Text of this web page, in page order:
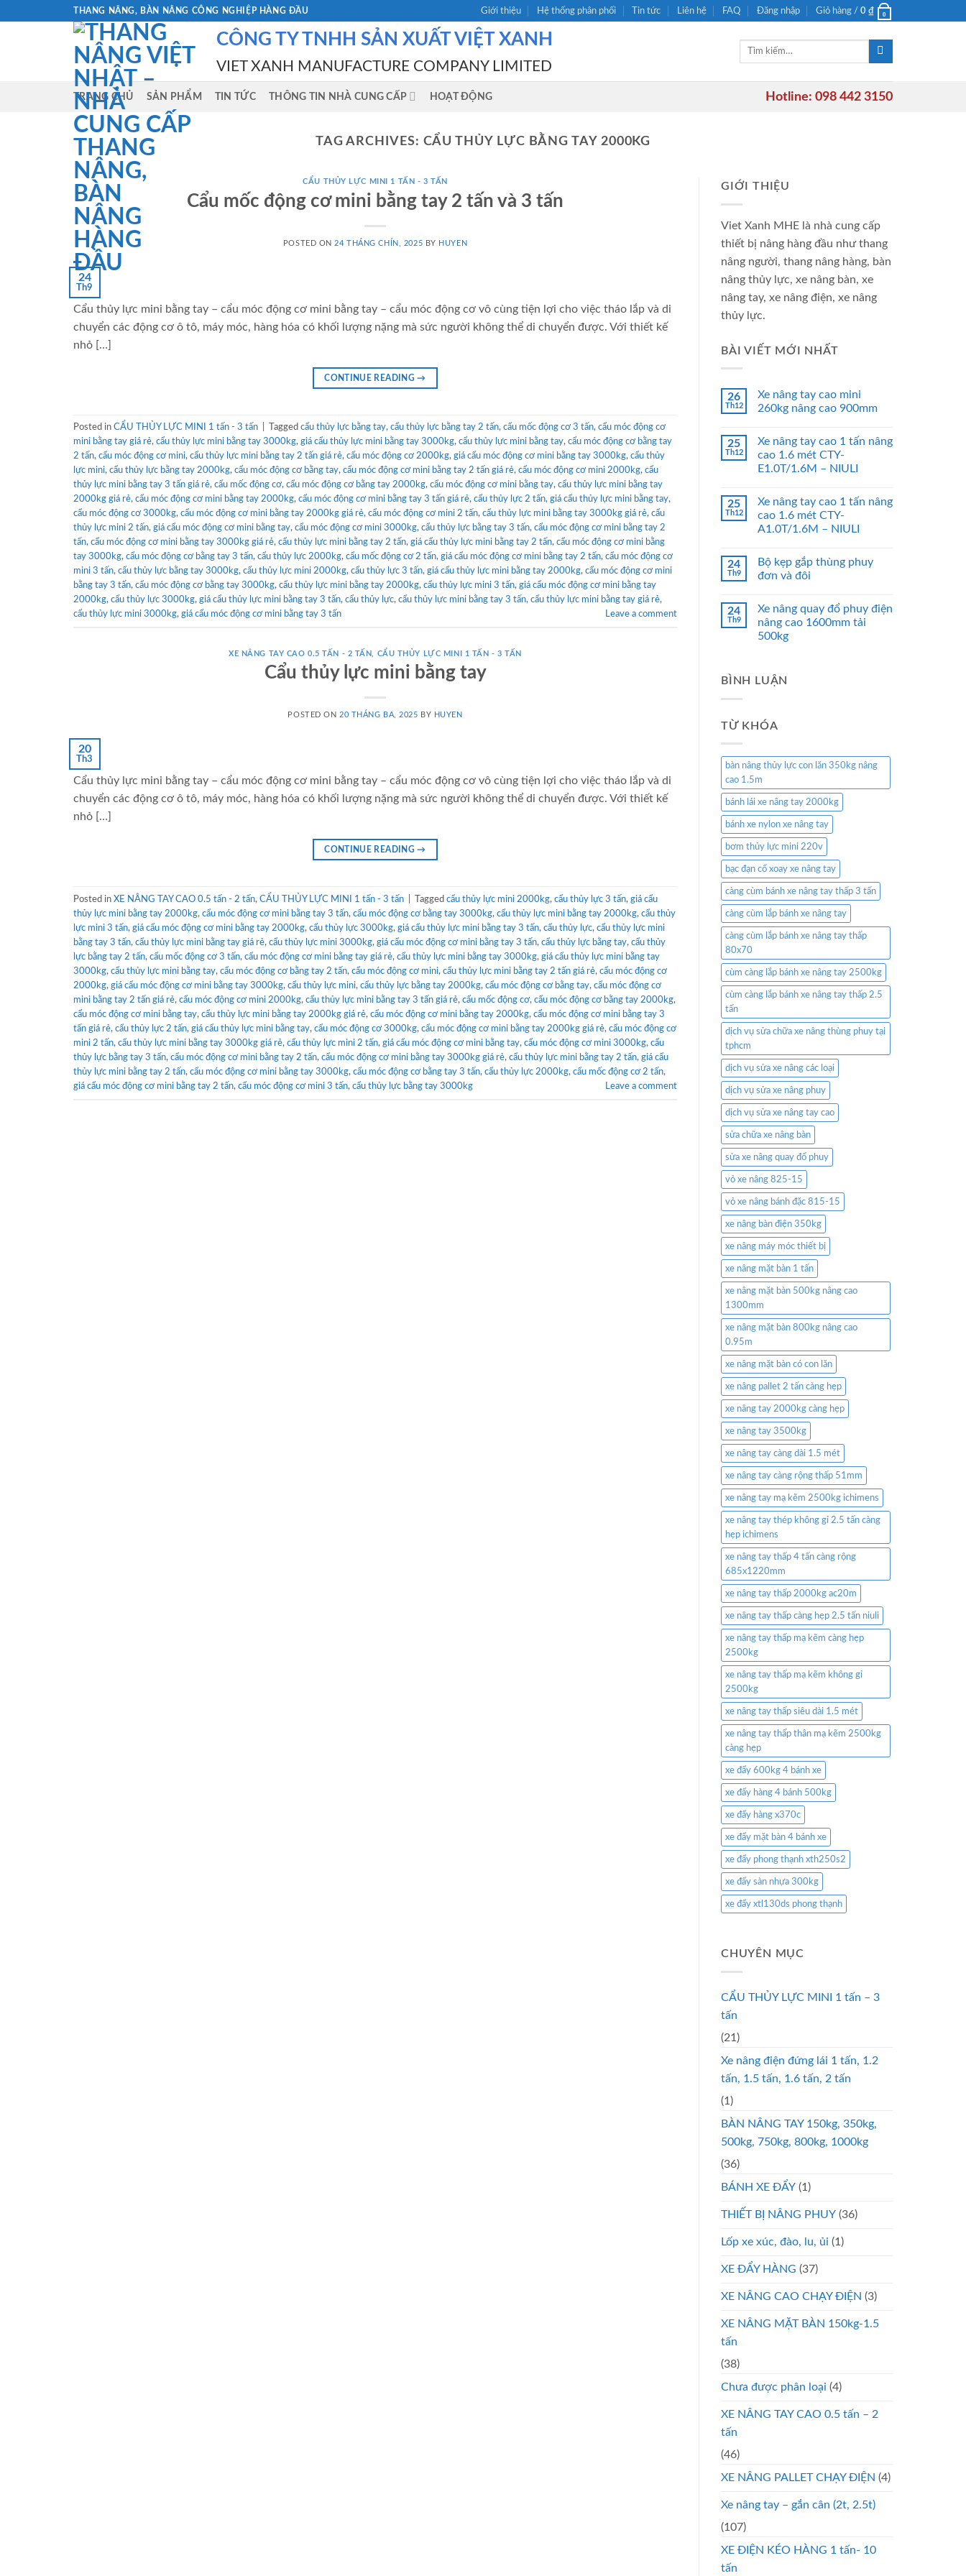
THANG NÂNG, BÀN NÂNG CÔNG NGHIỆP HÀNG ĐẦU Giới thiệu Hệ thống phân phối Tin tức Liên hệ FAQ Đăng nhập Giỏ hàng / 0 ₫ 0
CÔNG TY TNHH SẢN XUẤT VIỆT XANH
VIET XANH MANUFACTURE COMPANY LIMITED
Tìm
TRANG CHỦ SẢN PHẨM TIN TỨC THÔNG TIN NHÀ CUNG CẤP HOẠT ĐỘNG Hotline: 098 442 3150
TAG ARCHIVES: CẨU THỦY LỰC BẰNG TAY 2000KG
CẨU THỦY LỰC MINI 1 TẤN - 3 TẤN
Cẩu mốc động cơ mini bằng tay 2 tấn và 3 tấn
POSTED ON 24 THÁNG CHÍN, 2025 BY HUYEN
24
Th9
Cẩu thủy lực mini bằng tay – cẩu móc động cơ mini bằng tay – cẩu móc động cơ vô cùng tiện lợi cho việc tháo lắp và di
chuyển các động cơ ô tô, máy móc, hàng hóa có khối lượng nặng mà sức người không thể di chuyển được. Với thiết kế
nhỏ […]
CONTINUE READING→
Posted in CẨU THỦY LỰC MINI 1 tấn - 3 tấn Tagged cẩu thủy lực bằng tay, cẩu thủy lực bằng tay 2 tấn, cẩu mốc động cơ 3 tấn, cẩu móc động cơ
mini bằng tay giá rẻ, cẩu thủy lực mini bằng tay 3000kg, giá cẩu thủy lực mini bằng tay 3000kg, cẩu thủy lực mini bằng tay, cẩu móc động cơ bằng tay
2 tấn, cẩu móc động cơ mini, cẩu thủy lực mini bằng tay 2 tấn giá rẻ, cẩu móc động cơ 2000kg, giá cẩu móc động cơ mini bằng tay 3000kg, cẩu thủy
lực mini, cẩu thủy lực bằng tay 2000kg, cẩu móc động cơ bằng tay, cẩu móc động cơ mini bằng tay 2 tấn giá rẻ, cẩu móc động cơ mini 2000kg, cẩu
thủy lực mini bằng tay 3 tấn giá rẻ, cẩu mốc động cơ, cẩu móc động cơ bằng tay 2000kg, cẩu móc động cơ mini bằng tay, cẩu thủy lực mini bằng tay
2000kg giá rẻ, cẩu móc động cơ mini bằng tay 2000kg, cẩu móc động cơ mini bằng tay 3 tấn giá rẻ, cẩu thủy lực 2 tấn, giá cẩu thủy lực mini bằng tay,
cẩu móc động cơ 3000kg, cẩu móc động cơ mini bằng tay 2000kg giá rẻ, cẩu móc động cơ mini 2 tấn, cẩu thủy lực mini bằng tay 3000kg giá rẻ, cẩu
thủy lực mini 2 tấn, giá cẩu móc động cơ mini bằng tay, cẩu móc động cơ mini 3000kg, cẩu thủy lực bằng tay 3 tấn, cẩu móc động cơ mini bằng tay 2
tấn, cẩu móc động cơ mini bằng tay 3000kg giá rẻ, cẩu thủy lực mini bằng tay 2 tấn, giá cẩu thủy lực mini bằng tay 2 tấn, cẩu móc động cơ mini bằng
tay 3000kg, cẩu móc động cơ bằng tay 3 tấn, cẩu thủy lực 2000kg, cẩu mốc động cơ 2 tấn, giá cẩu móc động cơ mini bằng tay 2 tấn, cẩu móc động cơ
mini 3 tấn, cẩu thủy lực bằng tay 3000kg, cẩu thủy lực mini 2000kg, cẩu thủy lực 3 tấn, giá cẩu thủy lực mini bằng tay 2000kg, cẩu móc động cơ mini
bằng tay 3 tấn, cẩu móc động cơ bằng tay 3000kg, cẩu thủy lực mini bằng tay 2000kg, cẩu thủy lực mini 3 tấn, giá cẩu móc động cơ mini bằng tay
2000kg, cẩu thủy lực 3000kg, giá cẩu thủy lực mini bằng tay 3 tấn, cẩu thủy lực, cẩu thủy lực mini bằng tay 3 tấn, cẩu thủy lực mini bằng tay giá rẻ,
cẩu thủy lực mini 3000kg, giá cẩu móc động cơ mini bằng tay 3 tấn Leave a comment
XE NÂNG TAY CAO 0.5 TẤN - 2 TẤN CẨU THỦY LỰC MINI 1 TẤN - 3 TẤN
Cẩu thủy lực mini bằng tay
POSTED ON 20 THÁNG BA, 2025 BY HUYEN
20
Th3
Cẩu thủy lực mini bằng tay – cẩu móc động cơ mini bằng tay – cẩu móc động cơ vô cùng tiện lợi cho việc tháo lắp và di
chuyển các động cơ ô tô, máy móc, hàng hóa có khối lượng nặng mà sức người không thể di chuyển được. Với thiết kế
nhỏ […]
CONTINUE READING→
Posted in XE NÂNG TAY CAO 0.5 tấn - 2 tấn, CẨU THỦY LỰC MINI 1 tấn - 3 tấn Tagged cẩu thủy lực mini 2000kg, cẩu thủy lực 3 tấn, giá cẩu
thủy lực mini bằng tay 2000kg, cẩu móc động cơ mini bằng tay 3 tấn, cẩu móc động cơ bằng tay 3000kg, cẩu thủy lực mini bằng tay 2000kg, cẩu thủy
lực mini 3 tấn, giá cẩu móc động cơ mini bằng tay 2000kg, cẩu thủy lực 3000kg, giá cẩu thủy lực mini bằng tay 3 tấn, cẩu thủy lực, cẩu thủy lực mini
bằng tay 3 tấn, cẩu thủy lực mini bằng tay giá rẻ, cẩu thủy lực mini 3000kg, giá cẩu móc động cơ mini bằng tay 3 tấn, cẩu thủy lực bằng tay, cẩu thủy
lực bằng tay 2 tấn, cẩu mốc động cơ 3 tấn, cẩu móc động cơ mini bằng tay giá rẻ, cẩu thủy lực mini bằng tay 3000kg, giá cẩu thủy lực mini bằng tay
3000kg, cẩu thủy lực mini bằng tay, cẩu móc động cơ bằng tay 2 tấn, cẩu móc động cơ mini, cẩu thủy lực mini bằng tay 2 tấn giá rẻ, cẩu móc động cơ
2000kg, giá cẩu móc động cơ mini bằng tay 3000kg, cẩu thủy lực mini, cẩu thủy lực bằng tay 2000kg, cẩu móc động cơ bằng tay, cẩu móc động cơ
mini bằng tay 2 tấn giá rẻ, cẩu móc động cơ mini 2000kg, cẩu thủy lực mini bằng tay 3 tấn giá rẻ, cẩu mốc động cơ, cẩu móc động cơ bằng tay 2000kg,
cẩu móc động cơ mini bằng tay, cẩu thủy lực mini bằng tay 2000kg giá rẻ, cẩu móc động cơ mini bằng tay 2000kg, cẩu móc động cơ mini bằng tay 3
tấn giá rẻ, cẩu thủy lực 2 tấn, giá cẩu thủy lực mini bằng tay, cẩu móc động cơ 3000kg, cẩu móc động cơ mini bằng tay 2000kg giá rẻ, cẩu móc động cơ
mini 2 tấn, cẩu thủy lực mini bằng tay 3000kg giá rẻ, cẩu thủy lực mini 2 tấn, giá cẩu móc động cơ mini bằng tay, cẩu móc động cơ mini 3000kg, cẩu
thủy lực bằng tay 3 tấn, cẩu móc động cơ mini bằng tay 2 tấn, cẩu móc động cơ mini bằng tay 3000kg giá rẻ, cẩu thủy lực mini bằng tay 2 tấn, giá cẩu
thủy lực mini bằng tay 2 tấn, cẩu móc động cơ mini bằng tay 3000kg, cẩu móc động cơ bằng tay 3 tấn, cẩu thủy lực 2000kg, cẩu mốc động cơ 2 tấn,
giá cẩu móc động cơ mini bằng tay 2 tấn, cẩu móc động cơ mini 3 tấn, cẩu thủy lực bằng tay 3000kg Leave a comment
GIỚI THIỆU
Viet Xanh MHE là nhà cung cấp
thiết bị nâng hàng đầu như thang
nâng người, thang nâng hàng, bàn
nâng thủy lực, xe nâng bàn, xe
nâng tay, xe nâng điện, xe nâng
thủy lực.
BÀI VIẾT MỚI NHẤT
26
Th12
Xe nâng tay cao mini
260kg nâng cao 900mm
25
Th12
Xe nâng tay cao 1 tấn nâng
cao 1.6 mét CTY-
E1.0T/1.6M – NIULI
25
Th12
Xe nâng tay cao 1 tấn nâng
cao 1.6 mét CTY-
A1.0T/1.6M – NIULI
24
Th9
Bộ kẹp gắp thùng phuy
đơn và đôi
24
Th9
Xe nâng quay đổ phuy điện
nâng cao 1600mm tải
500kg
BÌNH LUẬN
TỪ KHÓA
bàn nâng thủy lực con lăn 350kg nâng
cao 1.5m
bánh lái xe nâng tay 2000kg
bánh xe nylon xe nâng tay
bơm thủy lực mini 220v
bạc đạn cổ xoay xe nâng tay
càng cùm bánh xe nâng tay thấp 3 tấn
càng cùm lắp bánh xe nâng tay
càng cùm lắp bánh xe nâng tay thấp
80x70
cùm càng lắp bánh xe nâng tay 2500kg
cùm càng lắp bánh xe nâng tay thấp 2.5
tấn
dịch vụ sửa chữa xe nâng thùng phuy tại
tphcm
dịch vụ sửa xe nâng các loại
dịch vụ sửa xe nâng phuy
dịch vụ sửa xe nâng tay cao
sửa chữa xe nâng bàn
sửa xe nâng quay đổ phuy
vỏ xe nâng 825-15
vỏ xe nâng bánh đặc 815-15
xe nâng bàn điện 350kg
xe nâng máy móc thiết bị
xe nâng mặt bàn 1 tấn
xe nâng mặt bàn 500kg nâng cao
1300mm
xe nâng mặt bàn 800kg nâng cao
0.95m
xe nâng mặt bàn có con lăn
xe nâng pallet 2 tấn càng hẹp
xe nâng tay 2000kg càng hẹp
xe nâng tay 3500kg
xe nâng tay càng dài 1.5 mét
xe nâng tay càng rộng thấp 51mm
xe nâng tay mạ kẽm 2500kg ichimens
xe nâng tay thép không gỉ 2.5 tấn càng
hẹp ichimens
xe nâng tay thấp 4 tấn càng rộng
685x1220mm
xe nâng tay thấp 2000kg ac20m
xe nâng tay thấp càng hẹp 2.5 tấn niuli
xe nâng tay thấp mạ kẽm càng hẹp
2500kg
xe nâng tay thấp mạ kẽm không gỉ
2500kg
xe nâng tay thấp siêu dài 1.5 mét
xe nâng tay thấp thân mạ kẽm 2500kg
càng hẹp
xe đẩy 600kg 4 bánh xe
xe đẩy hàng 4 bánh 500kg
xe đẩy hàng x370c
xe đẩy mặt bàn 4 bánh xe
xe đẩy phong thạnh xth250s2
xe đẩy sàn nhựa 300kg
xe đẩy xtl130ds phong thạnh
CHUYÊN MỤC
CẨU THỦY LỰC MINI 1 tấn – 3
tấn
(21)
Xe nâng điện đứng lái 1 tấn, 1.2
tấn, 1.5 tấn, 1.6 tấn, 2 tấn
(1)
BÀN NÂNG TAY 150kg, 350kg,
500kg, 750kg, 800kg, 1000kg
(36)
BÁNH XE ĐẨY (1)
THIẾT BỊ NÂNG PHUY (36)
Lốp xe xúc, đào, lu, ủi (1)
XE ĐẨY HÀNG (37)
XE NÂNG CAO CHẠY ĐIỆN (3)
XE NÂNG MẶT BÀN 150kg-1.5
tấn
(38)
Chưa được phân loại (4)
XE NÂNG TAY CAO 0.5 tấn – 2
tấn
(46)
XE NÂNG PALLET CHẠY ĐIỆN (4)
Xe nâng tay – gắn cân (2t, 2.5t)
(107)
XE ĐIỆN KÉO HÀNG 1 tấn- 10
tấn